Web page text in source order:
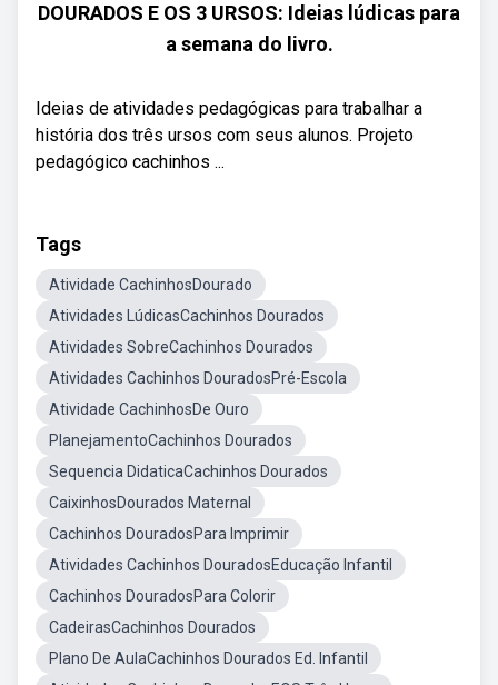
DOURADOS E OS 3 URSOS: Ideias lúdicas para
a semana do livro.
Ideias de atividades pedagógicas para trabalhar a
história dos três ursos com seus alunos. Projeto
pedagógico cachinhos ...
Tags
Atividade CachinhosDourado
Atividades LúdicasCachinhos Dourados
Atividades SobreCachinhos Dourados
Atividades Cachinhos DouradosPré-Escola
Atividade CachinhosDe Ouro
PlanejamentoCachinhos Dourados
Sequencia DidaticaCachinhos Dourados
CaixinhosDourados Maternal
Cachinhos DouradosPara Imprimir
Atividades Cachinhos DouradosEducação Infantil
Cachinhos DouradosPara Colorir
CadeirasCachinhos Dourados
Plano De AulaCachinhos Dourados Ed. Infantil